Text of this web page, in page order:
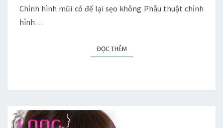
Chỉnh hình mũi có để lại sẹo không Phẫu thuật chỉnh
hình…
ĐỌC THÊMĐỌC THÊM